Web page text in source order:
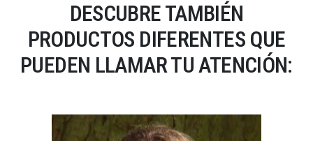
DESCUBRE TAMBIÉN
PRODUCTOS DIFERENTES QUE
PUEDEN LLAMAR TU ATENCIÓN: